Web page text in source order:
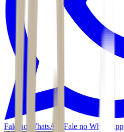
Fale no WhatsApp Fale no WhatsApp